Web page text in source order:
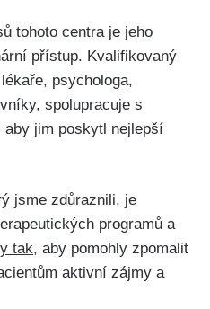
tohoto centra je jeho
přístup. Kvalifikovaný
psychologa,
spolupracuje s
aby jim poskytl nejlepší
jsme zdůraznili, je
programů a
tak, aby pomohly zpomalit
aktivní zájmy a